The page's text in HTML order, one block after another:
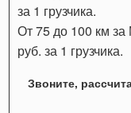
за 1 грузчика.
От 75 до 100 км
руб. за 1 грузчика.
Звоните,